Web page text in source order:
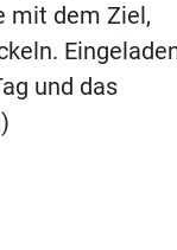
mit dem Ziel,
und das